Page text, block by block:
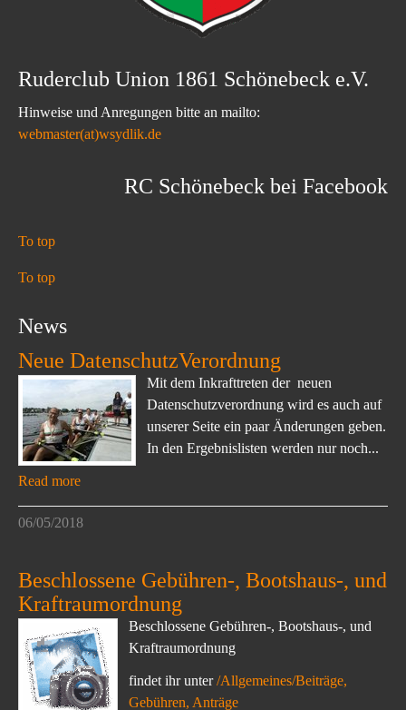
Ruderclub Union 1861 Schönebeck e.V.
Hinweise und Anregungen bitte an mailto:
webmaster(at)wsydlik.de
RC Schönebeck bei Facebook
To top
To top
News
Neue DatenschutzVerordnung
Mit dem Inkrafttreten der neuen
Datenschutzverordnung wird es auch auf
unserer Seite ein paar Änderungen geben.
In den Ergebnislisten werden nur noch...
Read more
06/05/2018
Beschlossene Gebühren-, Bootshaus-, und
Kraftraumordnung
Beschlossene Gebühren-, Bootshaus-, und
Kraftraumordnung
findet ihr unter/Allgemeines/Beiträge,
Gebühren, Anträge